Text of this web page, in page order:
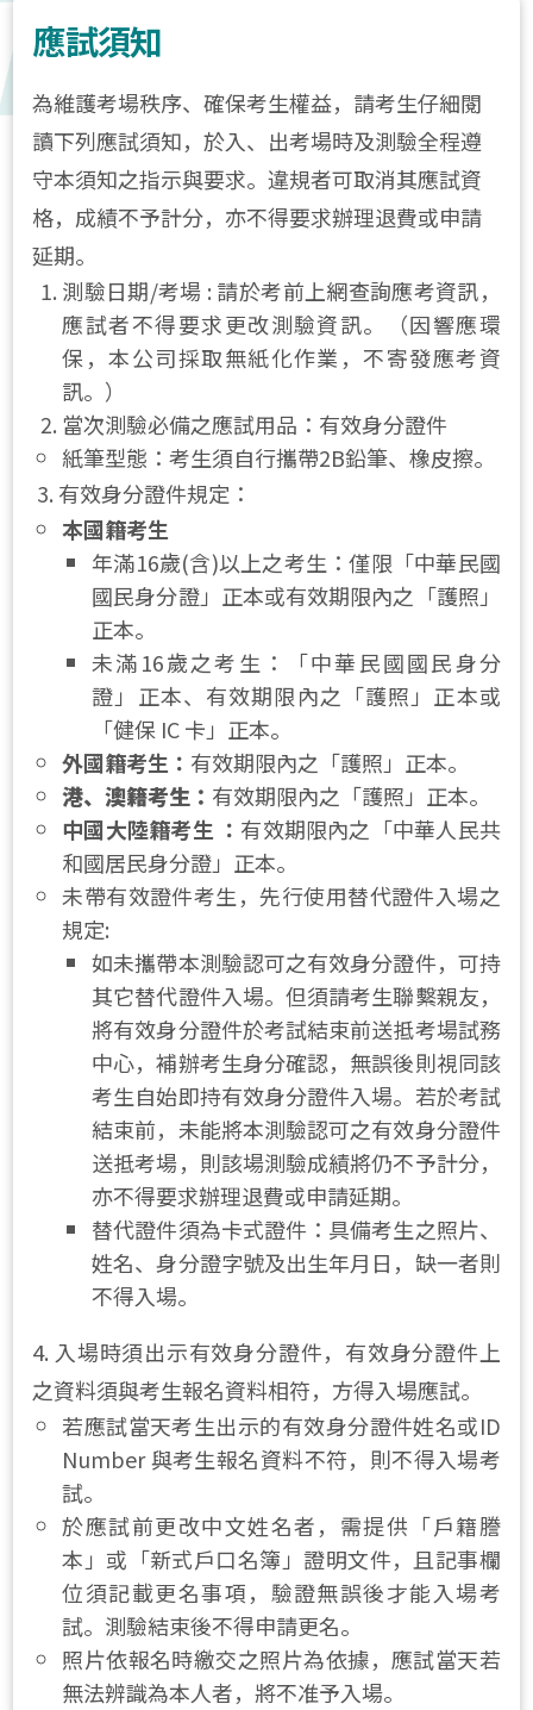
應試須知
為維護考場秩序、確保考生權益，請考生仔細閱
讀下列應試須知，於入、出考場時及測驗全程遵
守本須知之指示與要求。違規者可取消其應試資
格，成績不予計分，亦不得要求辦理退費或申請
延期。
測驗日期/考場 : 請於考前上網查詢應考資訊，
應試者不得要求更改測驗資訊。（因響應環
保，本公司採取無紙化作業，不寄發應考資
訊。）
當次測驗必備之應試用品：有效身分證件
紙筆型態：考生須自行攜帶2B鉛筆、橡皮擦。
3. 有效身分證件規定：
本國籍考生
年滿16歲(含)以上之考生：僅限「中華民國
國民身分證」正本或有效期限內之「護照」
正本。
未滿16歲之考生：「中華民國國民身分
證」正本、有效期限內之「護照」正本或
「健保 IC 卡」正本。
外國籍考生： 有效期限內之「護照」正本。
港、澳籍考生： 有效期限內之「護照」正本。
中國大陸籍考生 ： 有效期限內之「中華人民共
和國居民身分證」正本。
未帶有效證件考生，先行使用替代證件入場之
規定:
如未攜帶本測驗認可之有效身分證件，可持
其它替代證件入場。但須請考生聯繫親友，
將有效身分證件於考試結束前送抵考場試務
中心，補辦考生身分確認，無誤後則視同該
考生自始即持有效身分證件入場。若於考試
結束前，未能將本測驗認可之有效身分證件
送抵考場，則該場測驗成績將仍不予計分，
亦不得要求辦理退費或申請延期。
替代證件須為卡式證件：具備考生之照片、
姓名、身分證字號及出生年月日，缺一者則
不得入場。
4. 入場時須出示有效身分證件，有效身分證件上
之資料須與考生報名資料相符，方得入場應試。
若應試當天考生出示的有效身分證件姓名或ID
Number 與考生報名資料不符，則不得入場考
試。
於應試前更改中文姓名者，需提供「戶籍謄
本」或「新式戶口名簿」證明文件，且記事欄
位須記載更名事項，驗證無誤後才能入場考
試。測驗結束後不得申請更名。
照片依報名時繳交之照片為依據，應試當天若
無法辨識為本人者，將不准予入場。